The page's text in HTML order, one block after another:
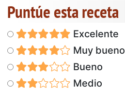
Puntúe esta receta
Excelente
Muy bueno
Bueno
Medio